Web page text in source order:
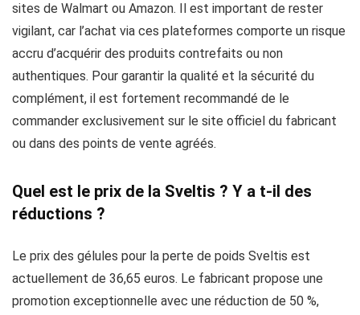
sites de Walmart ou Amazon. Il est important de rester
vigilant, car l’achat via ces plateformes comporte un risque
accru d’acquérir des produits contrefaits ou non
authentiques. Pour garantir la qualité et la sécurité du
complément, il est fortement recommandé de le
commander exclusivement sur le site officiel du fabricant
ou dans des points de vente agréés.
Quel est le prix de la Sveltis ? Y a t-il des
réductions ?
Le prix des gélules pour la perte de poids Sveltis est
actuellement de 36,65 euros. Le fabricant propose une
promotion exceptionnelle avec une réduction de 50 %,